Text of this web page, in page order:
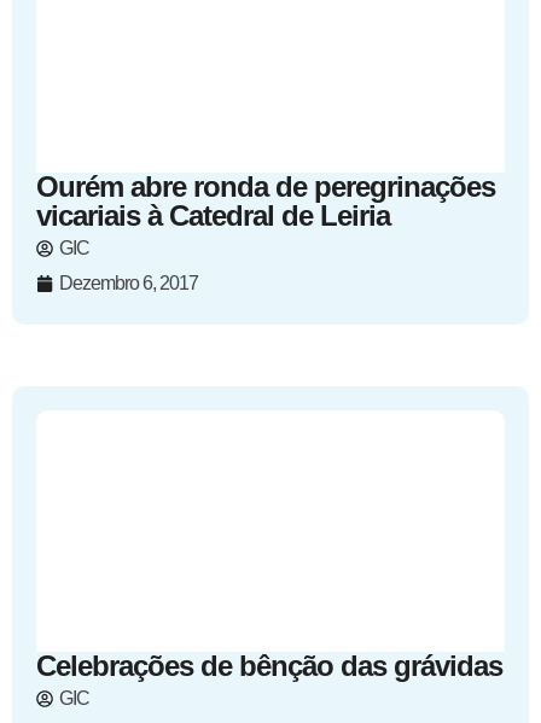
Ourém abre ronda de peregrinações
vicariais à Catedral de Leiria
GIC
Dezembro 6, 2017
Celebrações de bênção das grávidas
GIC